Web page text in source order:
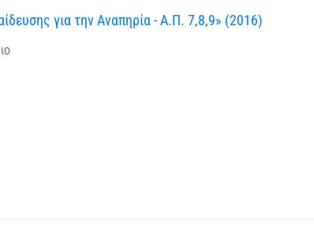
για την Αναπηρία - Α.Π. 7,8,9» (2016)